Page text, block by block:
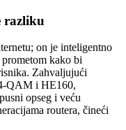
razliku
on je inteligentno
kako bi
Zahvaljujući
QAM i HE160,
opseg i veću
routera, čineći